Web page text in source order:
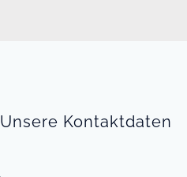
Unsere Kontaktdaten